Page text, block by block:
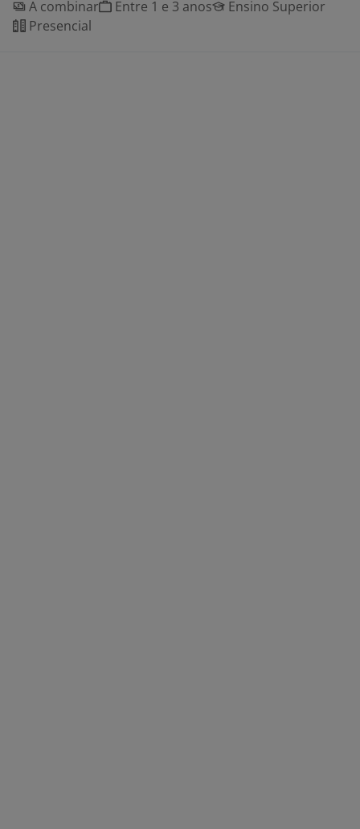
A combinar
Entre 1 e 3 anos
Ensino Superior
Presencial